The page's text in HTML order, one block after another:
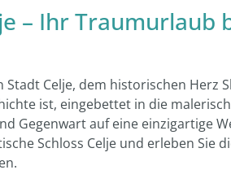
– Ihr Traumurlaub
Celje, dem historischen Herz
ist, eingebettet in die
Gegenwart auf eine einzigartige
Schloss Celje und erleben Sie